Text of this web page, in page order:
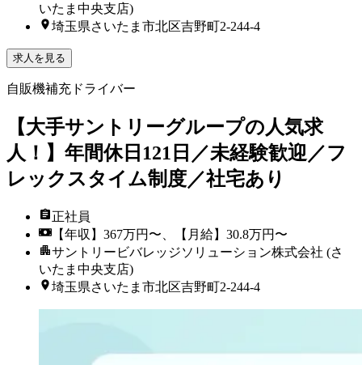
いたま中央支店)
埼玉県さいたま市北区吉野町2-244-4
求人を見る
自販機補充ドライバー
【大手サントリーグループの人気求
人！】年間休日121日／未経験歓迎／フ
レックスタイム制度／社宅あり
正社員
【年収】367万円〜、【月給】30.8万円〜
サントリービバレッジソリューション株式会社 (さ
いたま中央支店)
埼玉県さいたま市北区吉野町2-244-4